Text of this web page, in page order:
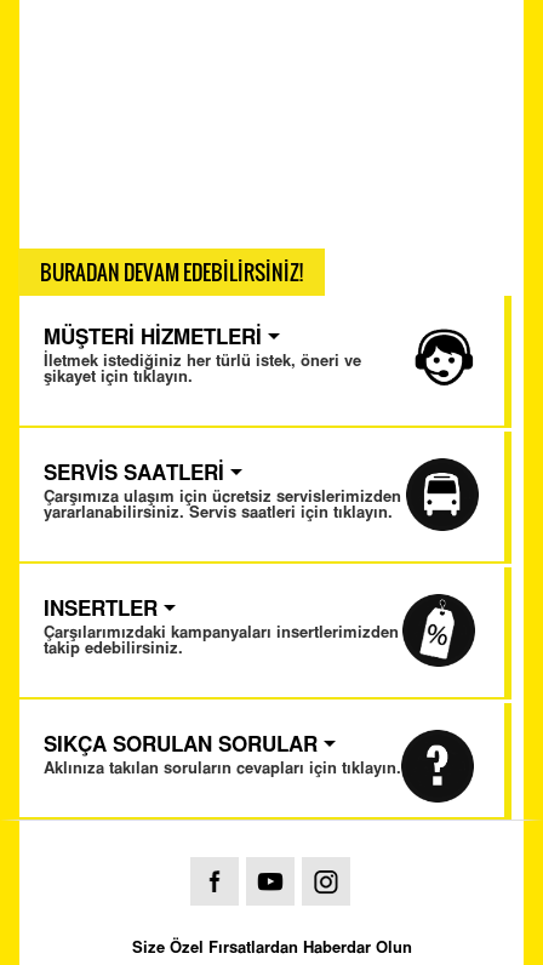
BURADAN DEVAM EDEBİLİRSİNİZ!
MÜŞTERİ HİZMETLERİ
İletmek istediğiniz her türlü istek, öneri ve
şikayet için tıklayın.
SERVİS SAATLERİ
Çarşımıza ulaşım için ücretsiz servislerimizden
yararlanabilirsiniz. Servis saatleri için tıklayın.
INSERTLER
Çarşılarımızdaki kampanyaları insertlerimizden
takip edebilirsiniz.
SIKÇA SORULAN SORULAR
Aklınıza takılan soruların cevapları için tıklayın.
Size Özel Fırsatlardan Haberdar Olun